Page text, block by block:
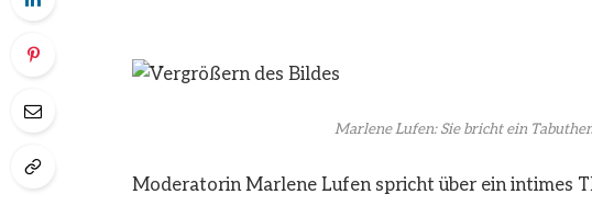
Marlene Lufen: Sie bricht ein
Moderatorin Marlene Lufen spricht über ein intimes